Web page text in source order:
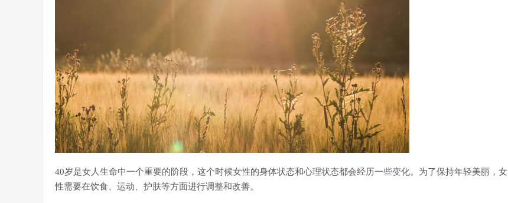
40岁是女人生命中一个重要的阶段，这个时候女性的身体状态和心理状态都会经历一些变化。为了保持年轻美丽，女
性需要在饮食、运动、护肤等方面进行调整和改善。